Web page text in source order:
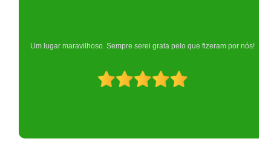
Um lugar maravilhoso. Sempre serei grata pelo que fizeram por nós!